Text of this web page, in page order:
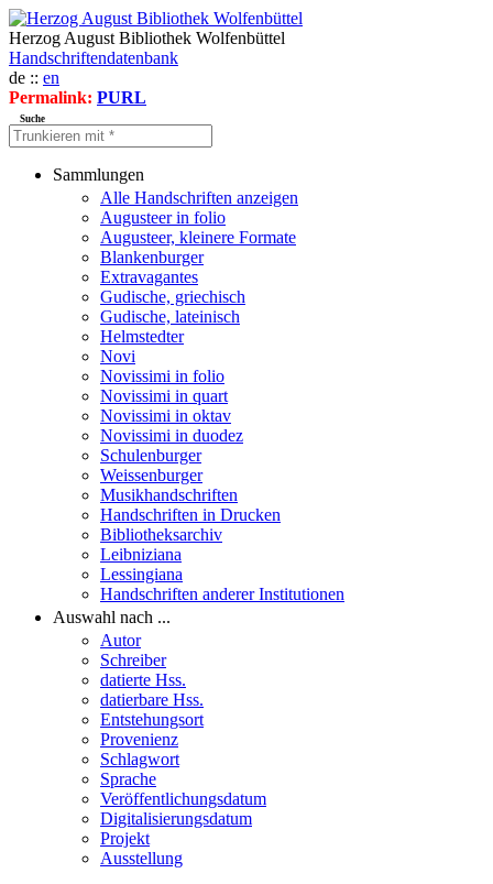
Herzog August Bibliothek Wolfenbüttel
Handschriftendatenbank
de :: en
Permalink: PURL
Suche
Sammlungen
Alle Handschriften anzeigen
Augusteer in folio
Augusteer, kleinere Formate
Blankenburger
Extravagantes
Gudische, griechisch
Gudische, lateinisch
Helmstedter
Novi
Novissimi in folio
Novissimi in quart
Novissimi in oktav
Novissimi in duodez
Schulenburger
Weissenburger
Musikhandschriften
Handschriften in Drucken
Bibliotheksarchiv
Leibniziana
Lessingiana
Handschriften anderer Institutionen
Auswahl nach ...
Autor
Schreiber
datierte Hss.
datierbare Hss.
Entstehungsort
Provenienz
Schlagwort
Sprache
Veröffentlichungsdatum
Digitalisierungsdatum
Projekt
Ausstellung